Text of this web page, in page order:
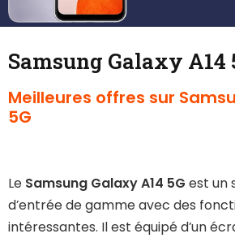
Samsung Galaxy A14
Meilleures offres sur
5G
Le Samsung Galaxy A14 5G est un
d’entrée de gamme avec des
intéressantes. Il est équipé d’un